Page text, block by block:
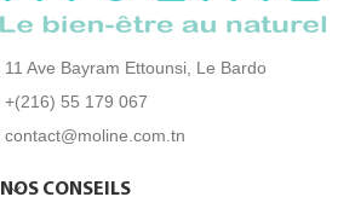
11 Ave Bayram Ettounsi, Le Bardo
+(216) 55 179 067
contact@moline.com.tn
NOS CONSEILS